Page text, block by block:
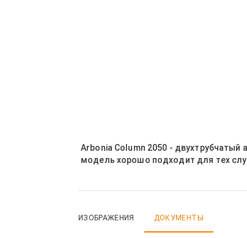
Arbonia Column 2050 -
модель хорошо подходит для тех
ИЗОБРАЖЕНИЯ ДОКУМЕНТЫ